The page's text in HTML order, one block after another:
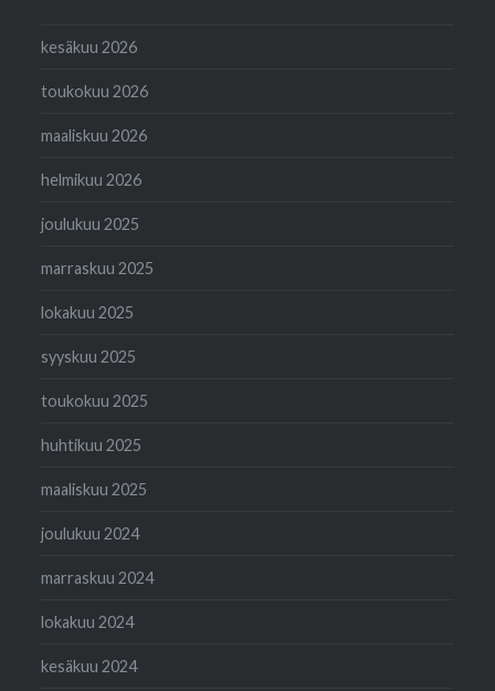
kesäkuu 2026
toukokuu 2026
maaliskuu 2026
helmikuu 2026
joulukuu 2025
marraskuu 2025
lokakuu 2025
syyskuu 2025
toukokuu 2025
huhtikuu 2025
maaliskuu 2025
joulukuu 2024
marraskuu 2024
lokakuu 2024
kesäkuu 2024